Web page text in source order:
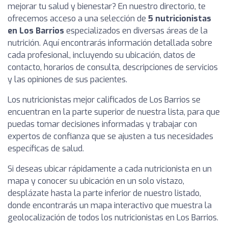
mejorar tu salud y bienestar? En nuestro directorio, te
ofrecemos acceso a una selección de 5 nutricionistas
en Los Barrios especializados en diversas áreas de la
nutrición. Aquí encontrarás información detallada sobre
cada profesional, incluyendo su ubicación, datos de
contacto, horarios de consulta, descripciones de servicios
y las opiniones de sus pacientes.
Los nutricionistas mejor calificados de Los Barrios se
encuentran en la parte superior de nuestra lista, para que
puedas tomar decisiones informadas y trabajar con
expertos de confianza que se ajusten a tus necesidades
específicas de salud.
Si deseas ubicar rápidamente a cada nutricionista en un
mapa y conocer su ubicación en un solo vistazo,
desplázate hasta la parte inferior de nuestro listado,
donde encontrarás un mapa interactivo que muestra la
geolocalización de todos los nutricionistas en Los Barrios.